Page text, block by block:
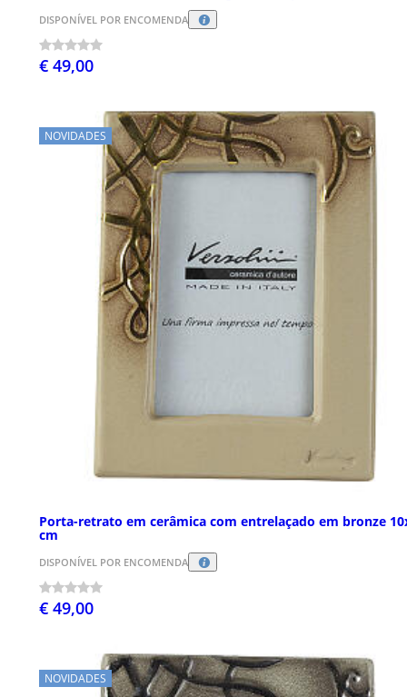
DISPONÍVEL POR ENCOMENDA
€ 49,00
NOVIDADES
Porta-retrato em cerâmica com entrelaçado em bronze
cm
DISPONÍVEL POR ENCOMENDA
€ 49,00
NOVIDADES